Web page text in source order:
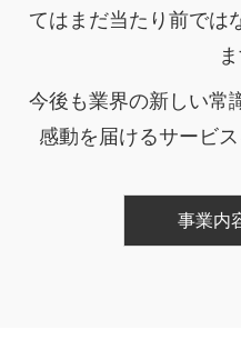
てはまだ当たり前では
今後も業界の新しい常
感動を届けるサービ
事業内